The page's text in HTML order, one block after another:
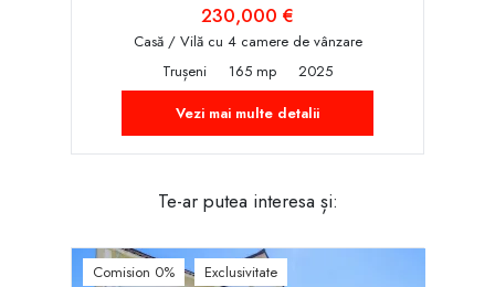
230,000 €
Casă / Vilă cu 4 camere de vânzare
Trușeni
165 mp
2025
Vezi mai multe detalii
Te-ar putea interesa și:
Comision 0% Exclusivitate